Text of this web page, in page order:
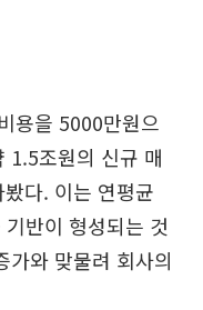
용을 5000만원으
1.5조원의 신규 매
다. 이는 연평균
반이 형성되는 것
가와 맞물려 회사의